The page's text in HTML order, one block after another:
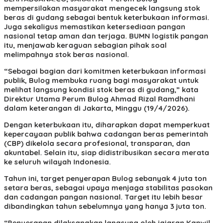
mempersilakan masyarakat mengecek langsung stok
beras di gudang sebagai bentuk keterbukaan informasi.
Juga sekaligus memastikan ketersediaan pangan
nasional tetap aman dan terjaga. BUMN logistik pangan
itu, menjawab keraguan sebagian pihak soal
melimpahnya stok beras nasional.
“Sebagai bagian dari komitmen keterbukaan informasi
publik, Bulog membuka ruang bagi masyarakat untuk
melihat langsung kondisi stok beras di gudang,” kata
Direktur Utama Perum Bulog Ahmad Rizal Ramdhani
dalam keterangan di Jakarta, Minggu (19/4/2026).
Dengan keterbukaan itu, diharapkan dapat memperkuat
kepercayaan publik bahwa cadangan beras pemerintah
(CBP) dikelola secara profesional, transparan, dan
akuntabel. Selain itu, siap didistribusikan secara merata
ke seluruh wilayah Indonesia.
Tahun ini, target penyerapan Bulog sebanyak 4 juta ton
setara beras, sebagai upaya menjaga stabilitas pasokan
dan cadangan pangan nasional. Target itu lebih besar
dibandingkan tahun sebelumnya yang hanya 3 juta ton.